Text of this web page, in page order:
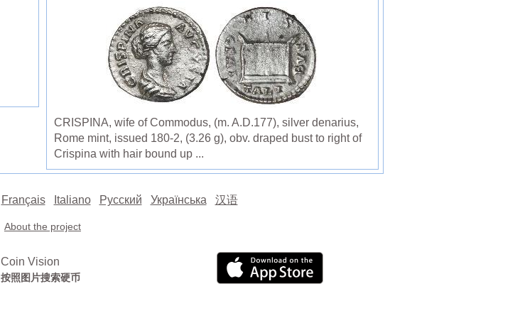
CRISPINA, wife of Commodus, (m. A.D.177), silver denarius,
Rome mint, issued 180-2, (3.26 g), obv. draped bust to right of
Crispina with hair bound up ...
Français Italiano Русский Українська 汉语
About the project
Coin Vision
按照图片搜索硬币